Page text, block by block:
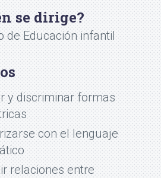
se dirige?
de Educación infantil
y discriminar formas
con el lenguaje
relaciones entre